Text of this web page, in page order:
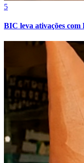
5
BIC leva ativações